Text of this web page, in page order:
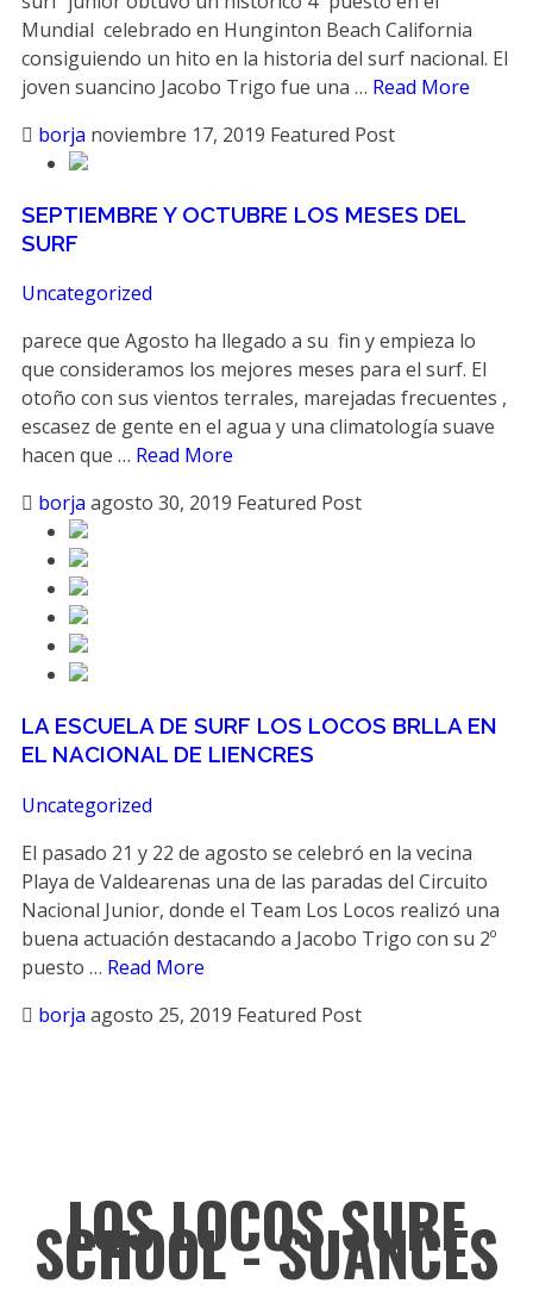
Mundial celebrado en Hunginton Beach California
consiguiendo un hito en la historia del surf nacional. El
joven suancino Jacobo Trigo fue una … Read More
borja noviembre 17, 2019 Featured Post
SEPTIEMBRE Y OCTUBRE LOS MESES DEL
SURF
Uncategorized
parece que Agosto ha llegado a su fin y empieza lo
que consideramos los mejores meses para el surf. El
otoño con sus vientos terrales, marejadas frecuentes ,
escasez de gente en el agua y una climatología suave
hacen que … Read More
borja agosto 30, 2019 Featured Post
LA ESCUELA DE SURF LOS LOCOS BRLLA EN
EL NACIONAL DE LIENCRES
Uncategorized
El pasado 21 y 22 de agosto se celebró en la vecina
Playa de Valdearenas una de las paradas del Circuito
Nacional Junior, donde el Team Los Locos realizó una
buena actuación destacando a Jacobo Trigo con su 2º
puesto … Read More
borja agosto 25, 2019 Featured Post
LOS LOCOS SURF
SCHOOL - SUANCES